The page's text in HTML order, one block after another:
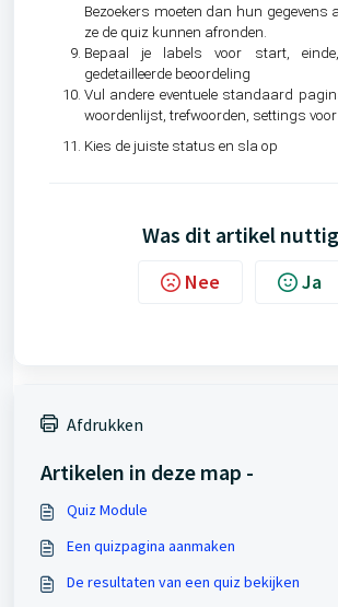
Bezoekers moeten dan hun gegevens
ze de quiz kunnen afronden.
Bepaal je labels voor start,
gedetailleerde beoordeling
Vul andere eventuele standaard
woordenlijst, trefwoorden, settings voor
Kies de juiste status en sla op
Was dit artikel
Nee Ja
Afdrukken
Artikelen in deze map -
Quiz Module
Een quizpagina aanmaken
De resultaten van een quiz bekijken